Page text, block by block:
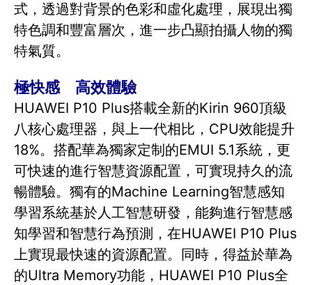
式，透過對背景的色彩和虛化處理，展現出獨
特色調和豐富層次，進一步凸顯拍攝人物的獨
特氣質。
極快感 高效體驗
HUAWEI P10 Plus搭載全新的Kirin 960頂級
八核心處理器，與上一代相比，CPU效能提升
18%。搭配華為獨家定制的EMUI 5.1系統，更
可快速的進行智慧資源配置，可實現持久的流
暢體驗。獨有的Machine Learning智慧感知
學習系統基於人工智慧研發，能夠進行智慧感
知學習和智慧行為預測，在HUAWEI P10 Plus
上實現最快速的資源配置。同時，得益於華為
的Ultra Memory功能，HUAWEI P10 Plus全